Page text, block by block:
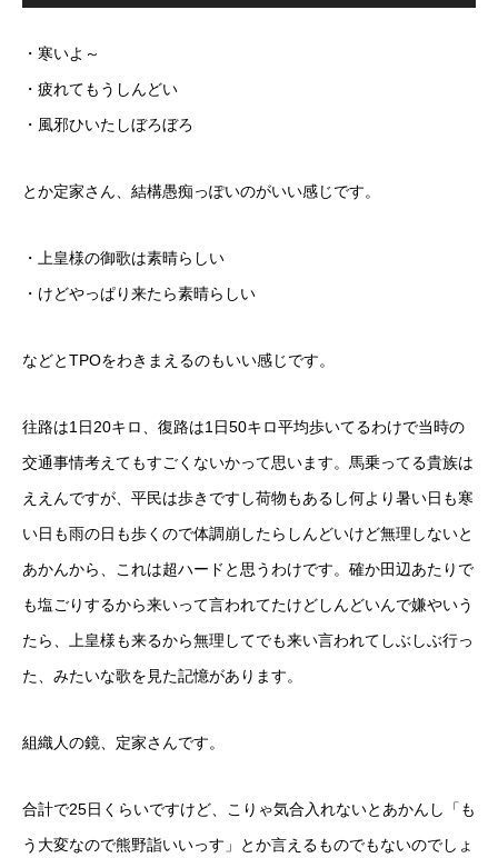
・寒いよ～
・疲れてもうしんどい
・風邪ひいたしぼろぼろ
とか定家さん、結構愚痴っぽいのがいい感じです。
・上皇様の御歌は素晴らしい
・けどやっぱり来たら素晴らしい
などとTPOをわきまえるのもいい感じです。
往路は1日20キロ、復路は1日50キロ平均歩いてるわけで当時の
交通事情考えてもすごくないかって思います。馬乗ってる貴族は
ええんですが、平民は歩きですし荷物もあるし何より暑い日も寒
い日も雨の日も歩くので体調崩したらしんどいけど無理しないと
あかんから、これは超ハードと思うわけです。確か田辺あたりで
も塩ごりするから来いって言われてたけどしんどいんで嫌やいう
たら、上皇様も来るから無理してでも来い言われてしぶしぶ行っ
た、みたいな歌を見た記憶があります。
組織人の鏡、定家さんです。
合計で25日くらいですけど、こりゃ気合入れないとあかんし「も
う大変なので熊野詣いいっす」とか言えるものでもないのでしょ